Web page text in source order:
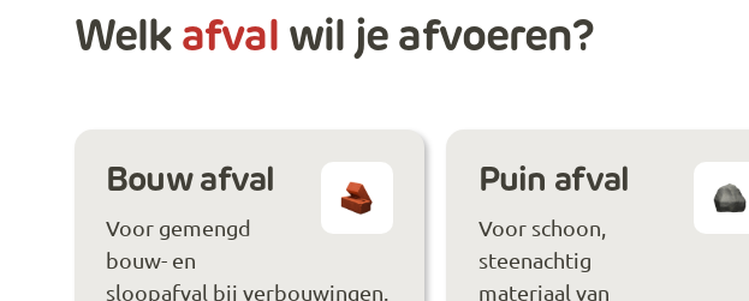
Welk afval wil je afvoeren?
Bouw afval
Voor gemengd
bouw- en
sloopafval bij verbouwingen.
Puin afval
Voor schoon,
steenachtig
materiaal van